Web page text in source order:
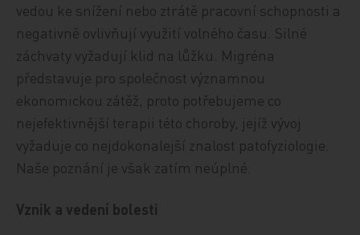
vedou ke snížení nebo ztrátě pracovní schopnosti a
negativně ovlivňují využití volného času. Silné
záchvaty vyžadují klid na lůžku. Migréna
představuje pro společnost významnou
ekonomickou zátěž, proto potřebujeme co
nejefektivnější terapii této choroby, jejíž vývoj
vyžaduje co nejdokonalejší znalost patofyziologie.
Naše poznání je však zatím neúplné.
Vznik a vedení bolesti